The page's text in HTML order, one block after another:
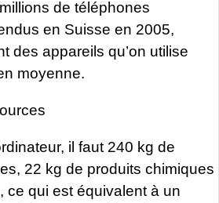
de téléphones
en Suisse en 2005,
des appareils qu’on utilise
moyenne.
il faut 240 kg de
22 kg de produits chimiques
ce qui est équivalent à un